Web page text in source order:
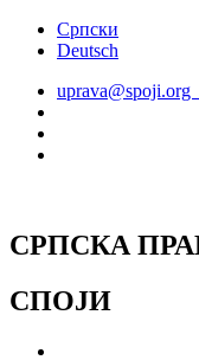
СкочитеСрпски
Deutsch
uprava@spoji.org
СРПСКА
СПОЈИ